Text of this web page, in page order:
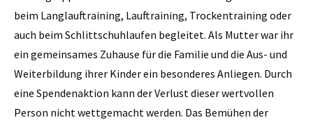
beim Langlauftraining, Lauftraining, Trockentraining oder
auch beim Schlittschuhlaufen begleitet. Als Mutter war ihr
ein gemeinsames Zuhause für die Familie und die Aus- und
Weiterbildung ihrer Kinder ein besonderes Anliegen. Durch
eine Spendenaktion kann der Verlust dieser wertvollen
Person nicht wettgemacht werden. Das Bemühen der